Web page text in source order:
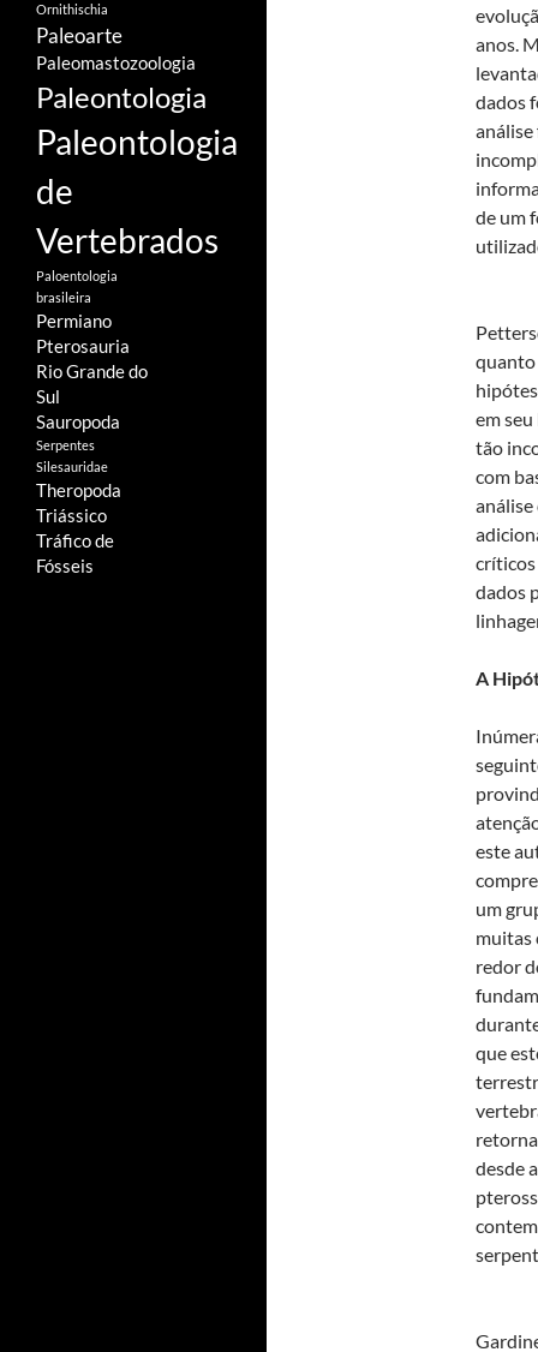
anos.
dados
de um
quanto
em
tão
com
análise
críticos
dados
A
este
um
muitas
redor
que
desde
Ornithischia
Paleoarte
Paleomastozoologia
Paleontologia
Paleontologia
de
Vertebrados
Paloentologia
brasileira
Permiano
Pterosauria
Rio Grande do
Sul
Sauropoda
Serpentes
Silesauridae
Theropoda
Triássico
Tráfico de
Fósseis